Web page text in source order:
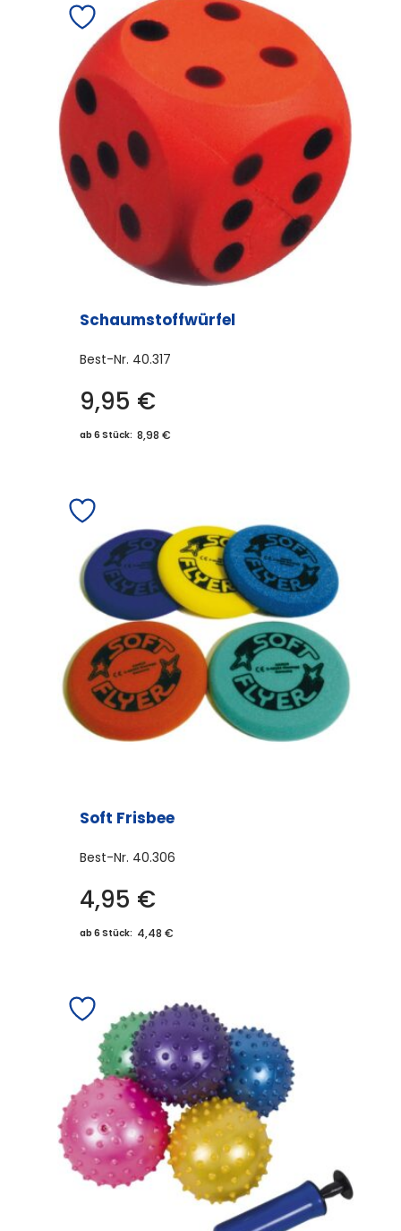
Schaumstoffwürfel
Best-Nr. 40.317
9,95 €
ab 6 Stück: 8,98 €
Soft Frisbee
Best-Nr. 40.306
4,95 €
ab 6 Stück: 4,48 €